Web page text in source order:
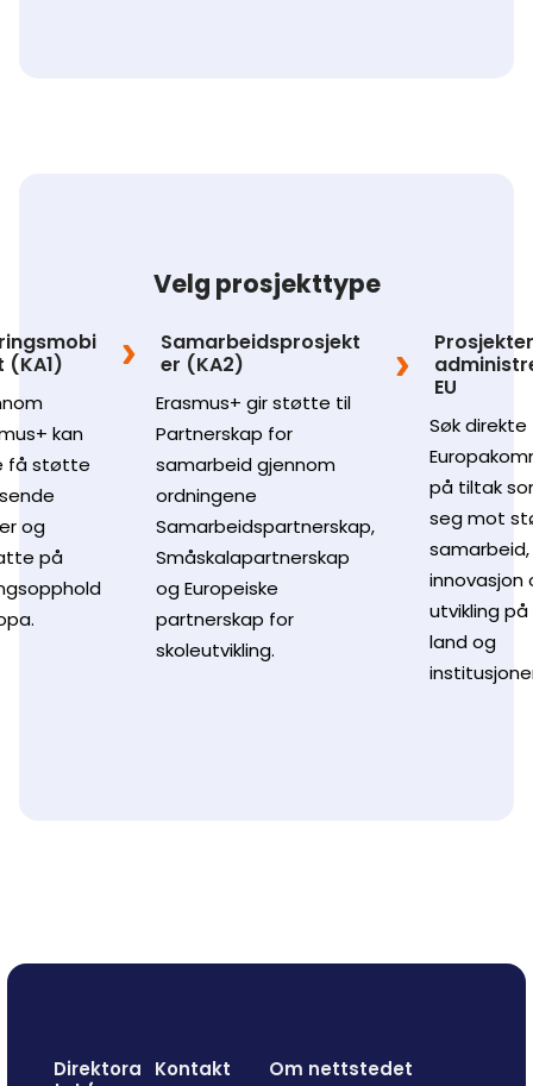
Velg prosjekttype
(KA1)
kan
få støtte
og
på
Samarbeidsprosjekt
er (KA2)
Erasmus+ gir støtte til
Partnerskap for
samarbeid gjennom
ordningene
Samarbeidspartnerskap,
Småskalapartnerskap
og Europeiske
partnerskap for
skoleutvikling.
Prosjekter
EU
Søk direkte
på tiltak
seg mot
samarbeid,
innovasjon
utvikling
land og
Direktora
Kontakt Om nettstedet